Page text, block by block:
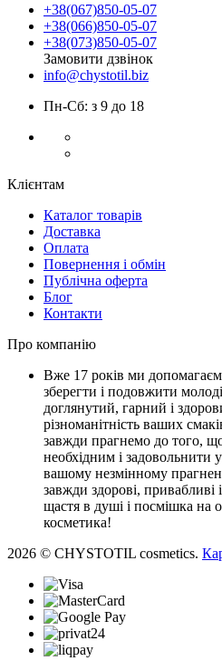
+38(067)850-05-07
+38(066)850-05-07
+38(073)850-05-07
Замовити дзвінок
info@chystotil.biz
Пн-Сб: з 9 до 18
Клієнтам
Каталог товарів
Доставка
Оплата
Повернення і обмін
Публічна оферта
Блог
Контакти
Про компанію
Вже 17 років ми
зберегти і подовжити
доглянутий, гарний і
різноманітність ваших
завжди прагнемо до того,
необхідним і задовольнити
вашому незмінному
завжди здорові,
щастя в душі і посмішка на
косметика!
2026 © CHYSTOTIL cosmetics.